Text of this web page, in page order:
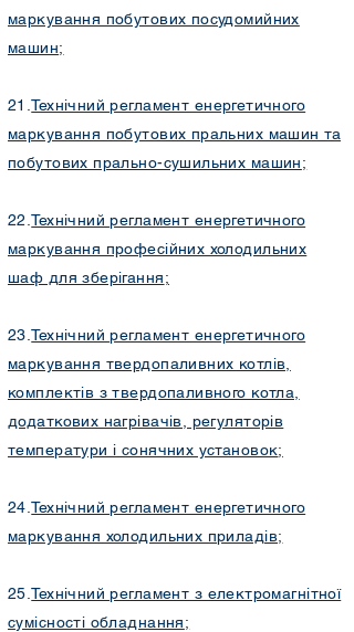
маркування побутових посудомийних
машин;
21.Технічний регламент енергетичного
маркування побутових пральних машин та
побутових прально-сушильних машин;
22.Технічний регламент енергетичного
маркування професійних холодильних
шаф для зберігання;
23.Технічний регламент енергетичного
маркування твердопаливних котлів,
комплектів з твердопаливного котла,
додаткових нагрівачів, регуляторів
температури і сонячних установок;
24.Технічний регламент енергетичного
маркування холодильних приладів;
25.Технічний регламент з електромагнітної
сумісності обладнання;